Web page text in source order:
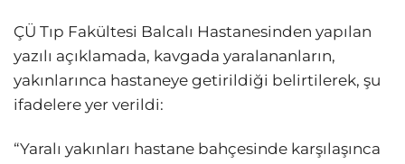
ÇÜ Tıp Fakültesi Balcalı Hastanesinden yapılan
yazılı açıklamada, kavgada yaralananların,
yakınlarınca hastaneye getirildiği belirtilerek, şu
ifadelere yer verildi:
“Yaralı yakınları hastane bahçesinde karşılaşınca